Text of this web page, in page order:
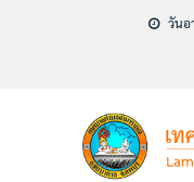
วันอ